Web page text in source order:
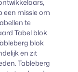
een missie om
te
Tabel blok
blok
en zit
Tableberg